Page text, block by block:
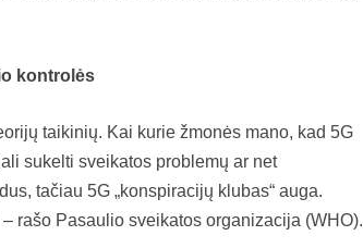
kontrolės
taikinių. Kai kurie žmonės mano, kad 5G
sukelti sveikatos problemų ar net
tačiau 5G „konspiracijų klubas“ auga.
rašo Pasaulio sveikatos organizacija (WHO).